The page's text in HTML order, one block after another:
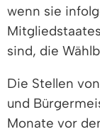
wenn sie
sind, die
Die Stellen
und
Monate vor